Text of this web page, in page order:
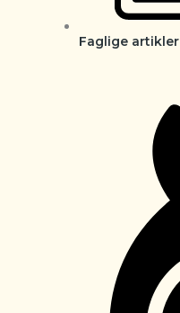
Faglige artikler